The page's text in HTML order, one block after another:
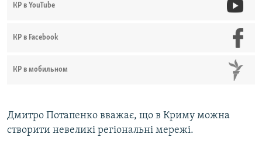
КР в YouTube
КР в Facebook
КР в мобильном
Дмитро Потапенко вважає, що в Криму можна
створити невеликі регіональні мережі.